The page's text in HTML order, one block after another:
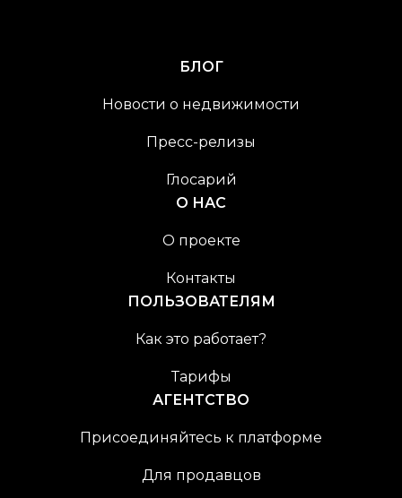
БЛОГ
Новости о недвижимости
Пресс-релизы
Глосарий
О НАС
О проекте
Контакты
ПОЛЬЗОВАТЕЛЯМ
Как это работает?
Тарифы
АГЕНТСТВО
Присоединяйтесь к платформе
Для продавцов